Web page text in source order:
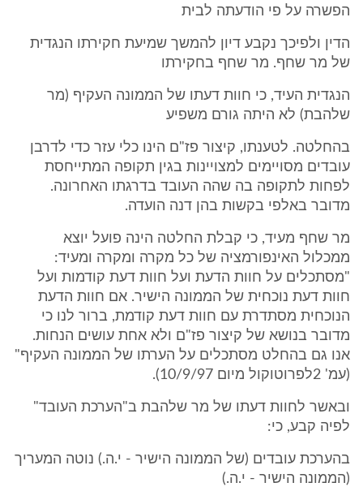
הפשרה על פי הודעתה לבית
הדין ולפיכך נקבע דיון להמשך שמיעת חקירתו הנגדית
של מר שחף. מר שחף בחקירתו
הנגדית העיד, כי חוות דעתו של הממונה העקיף (מר
שלהבת) לא היתה גורם משפיע
בהחלטה. לטענתו, קיצור פז"ם הינו כלי עזר כדי לדרבן
עובדים מסויימים למצויינות בגין תקופה המתייחסת
לפחות לתקופה בה שהה העובד בדרגתו האחרונה.
מדובר באלפי בקשות בהן דנה הועדה.
מר שחף מעיד, כי קבלת החלטה הינה פועל יוצא
ממכלול האינפורמציה של כל מקרה ומקרה ומעיד:
"מסתכלים על חוות הדעת ועל חוות דעת קודמות ועל
חוות דעת נוכחית של הממונה הישיר. אם חוות הדעת
הנוכחית מסתדרת עם חוות דעת קודמת, ברור לנו כי
מדובר בנושא של קיצור פז"ם ולא אחת עושים הנחות.
אנו גם בהחלט מסתכלים על הערתו של הממונה העקיף"
(עמ' 2לפרוטוקול מיום 10/9/97).
ובאשר לחוות דעתו של מר שלהבת ב"הערכת העובד"
לפיה קבע, כי:
בהערכת עובדים (של הממונה הישיר - י.ה.) נוטה המעריך
(הממונה הישיר - י.ה.)